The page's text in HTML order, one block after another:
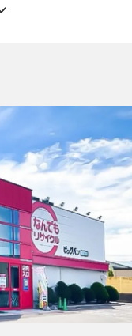
ラインストアの出
アンドガッバーナ